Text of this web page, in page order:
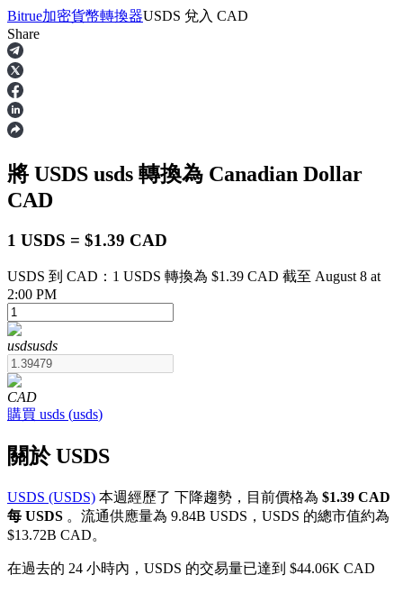
合約
USDT永續
多種以USDT結算的永續合約
幣本位永續
以數字貨幣為保證金的永續合約
Bitrue加密貨幣轉換器USDS 兌入 CAD
Share
將 USDS usds 轉換為 Canadian Dollar
CAD
1 USDS = $1.39 CAD
USDS 到 CAD：1 USDS 轉換為 $1.39 CAD 截至 August 8 at
2:00 PM
usdsusds
CAD
購買 usds (usds)
關於 USDS
USDS (USDS) 本週經歷了 下降趨勢，目前價格為 $1.39 CAD
每 USDS 。流通供應量為 9.84B USDS，USDS 的總市值約為
$13.72B CAD。
在過去的 24 小時內，USDS 的交易量已達到 $44.06K CAD